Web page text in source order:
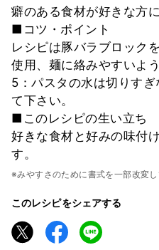
癖のある食材が好きな方
■コツ・ポイント
レシピは豚バラブロック
使用、麺に絡みやすいよ
5：パスタの水は切りす
て下さい。
■このレシピの生い立ち
好きな食材と好みの味付
す。
※みやすさのために書式を一部改変し
このレシピをシェアする